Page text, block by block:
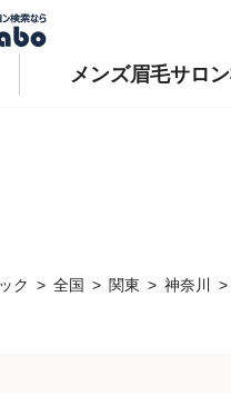
defined in
already defined in/home/xs679489/
メンズ眉毛サロ
ク 全国 関東 神奈川